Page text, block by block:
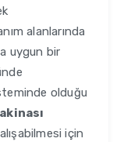
alanlarında
uygun bir
olduğu
için